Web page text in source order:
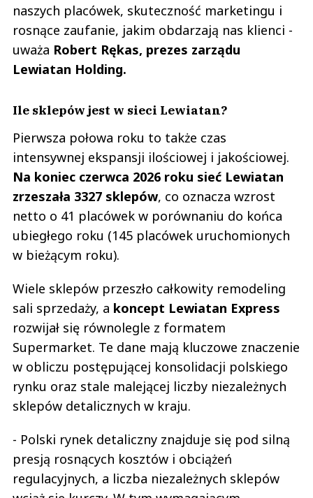
naszych placówek, skuteczność marketingu i
rosnące zaufanie, jakim obdarzają nas klienci -
uważa Robert Rękas, prezes zarządu
Lewiatan Holding.
Ile sklepów jest w sieci Lewiatan?
Pierwsza połowa roku to także czas
intensywnej ekspansji ilościowej i jakościowej.
Na koniec czerwca 2026 roku sieć Lewiatan
zrzeszała 3327 sklepów, co oznacza wzrost
netto o 41 placówek w porównaniu do końca
ubiegłego roku (145 placówek uruchomionych
w bieżącym roku).
Wiele sklepów przeszło całkowity remodeling
sali sprzedaży, a koncept Lewiatan Express
rozwijał się równolegle z formatem
Supermarket. Te dane mają kluczowe znaczenie
w obliczu postępującej konsolidacji polskiego
rynku oraz stale malejącej liczby niezależnych
sklepów detalicznych w kraju.
- Polski rynek detaliczny znajduje się pod silną
presją rosnących kosztów i obciążeń
regulacyjnych, a liczba niezależnych sklepów